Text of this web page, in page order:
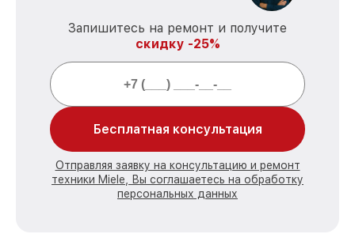
Запишитесь на ремонт и получите
скидку -25%
Бесплатная консультация
Отправляя заявку на консультацию и ремонт
техники Miele, Вы соглашаетесь на обработку
персональных данных